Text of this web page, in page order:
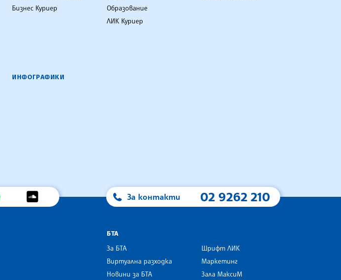
Бизнес Куриер
Образование
ЛИК Куриер
ИНФОГРАФИКИ
За контакти 02 9262 210
БТА
За БТА
Виртуална разходка
Новини за БТА
Шрифт ЛИК
Маркетинг
Зала МаксиМ